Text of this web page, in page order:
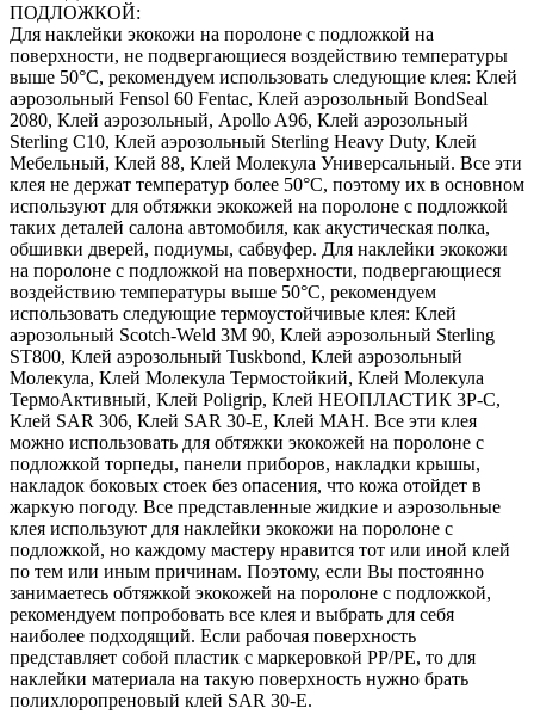
ПОДЛОЖКОЙ:
Для наклейки экокожи на поролоне с подложкой на
поверхности, не подвергающиеся воздействию температуры
выше 50°С, рекомендуем использовать следующие клея: Клей
аэрозольный Fensol 60 Fentac, Клей аэрозольный BondSeal
2080, Клей аэрозольный, Apollo A96, Клей аэрозольный
Sterling C10, Клей аэрозольный Sterling Heavy Duty, Клей
Мебельный, Клей 88, Клей Молекула Универсальный. Все эти
клея не держат температур более 50°С, поэтому их в основном
используют для обтяжки экокожей на поролоне с подложкой
таких деталей салона автомобиля, как акустическая полка,
обшивки дверей, подиумы, сабвуфер. Для наклейки экокожи
на поролоне с подложкой на поверхности, подвергающиеся
воздействию температуры выше 50°С, рекомендуем
использовать следующие термоустойчивые клея: Клей
аэрозольный Scotch-Weld 3M 90, Клей аэрозольный Sterling
ST800, Клей аэрозольный Tuskbond, Клей аэрозольный
Молекула, Клей Молекула Термостойкий, Клей Молекула
ТермоАктивный, Клей Poligrip, Клей НЕОПЛАСТИК 3P-C,
Клей SAR 306, Клей SAR 30-E, Клей MAH. Все эти клея
можно использовать для обтяжки экокожей на поролоне с
подложкой торпеды, панели приборов, накладки крышы,
накладок боковых стоек без опасения, что кожа отойдет в
жаркую погоду. Все представленные жидкие и аэрозольные
клея используют для наклейки экокожи на поролоне с
подложкой, но каждому мастеру нравится тот или иной клей
по тем или иным причинам. Поэтому, если Вы постоянно
занимаетесь обтяжкой экокожей на поролоне с подложкой,
рекомендуем попробовать все клея и выбрать для себя
наиболее подходящий. Если рабочая поверхность
представляет собой пластик с маркеровкой PP/PE, то для
наклейки материала на такую поверхность нужно брать
полихлоропреновый клей SAR 30-E.